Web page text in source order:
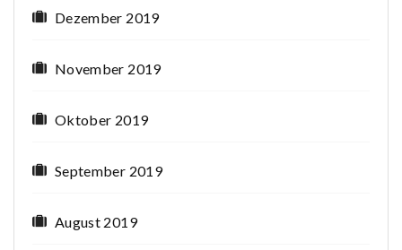
Dezember 2019
November 2019
Oktober 2019
September 2019
August 2019